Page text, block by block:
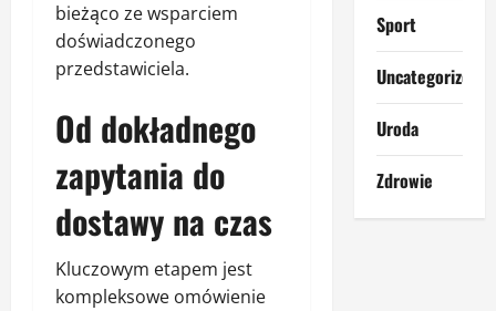
bieżąco ze wsparciem
doświadczonego
przedstawiciela.
Od dokładnego
zapytania do
dostawy na czas
Kluczowym etapem jest
kompleksowe omówienie
Sport
Uncategorized
Uroda
Zdrowie